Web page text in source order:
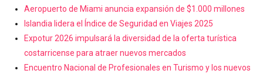
Aeropuerto de Miami anuncia expansión de $1.000 millones
Islandia lidera el Índice de Seguridad en Viajes 2025
Expotur 2026 impulsará la diversidad de la oferta turística
costarricense para atraer nuevos mercados
Encuentro Nacional de Profesionales en Turismo y los nuevos